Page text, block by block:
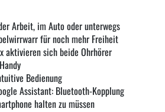
Arbeit, im Auto oder unterwegs
für noch mehr Freiheit
aktivieren sich beide Ohrhörer
Bedienung
Assistant: Bluetooth-Kopplung
halten zu müssen